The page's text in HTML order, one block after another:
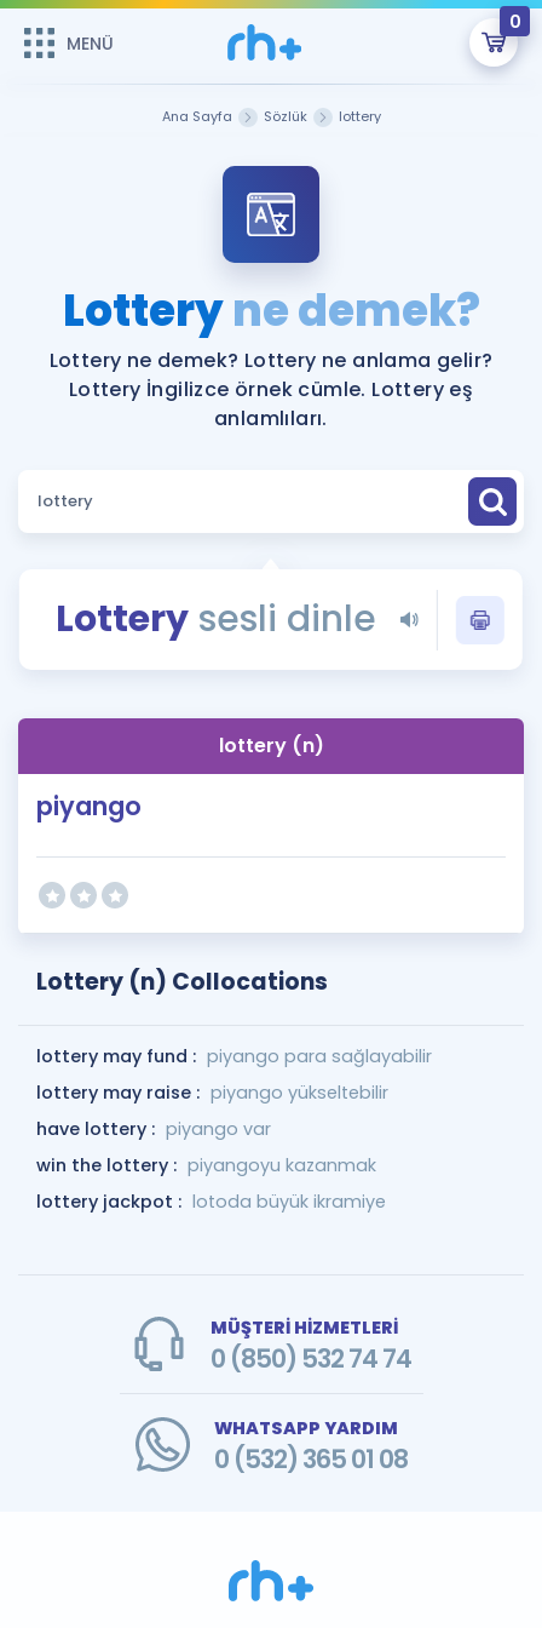
MENÜ
0
Şifremi Hatırlamıyorum
ÜYE DEĞİLİM
Sepetin Şu An Boş.
Remzi Hoca ile seni sınava hazırlayacak onlarca eğitim seni
bekliyor!
MENÜ
Katılımcı Görüşleri
Faydalı Araçlar
Sözlük
Rehberlik Aracı
ÖSYM Sınav Takvimi
Kampanyalar
Blog
Hakkımızda
Ana Sayfa Sözlük lottery
Lotteryne demek?
Lottery ne demek? Lottery ne anlama gelir?
Lottery İngilizce örnek cümle. Lottery eş
anlamlıları.
Lotterysesli dinle
lottery (n)
piyango
Lottery (n) Collocations
lottery may fund : piyango para sağlayabilir
lottery may raise : piyango yükseltebilir
have lottery : piyango var
win the lottery : piyangoyu kazanmak
lottery jackpot : lotoda büyük ikramiye
MÜŞTERİ HİZMETLERİ
0 (850) 532 74 74
WHATSAPP YARDIM
0 (532) 365 01 08